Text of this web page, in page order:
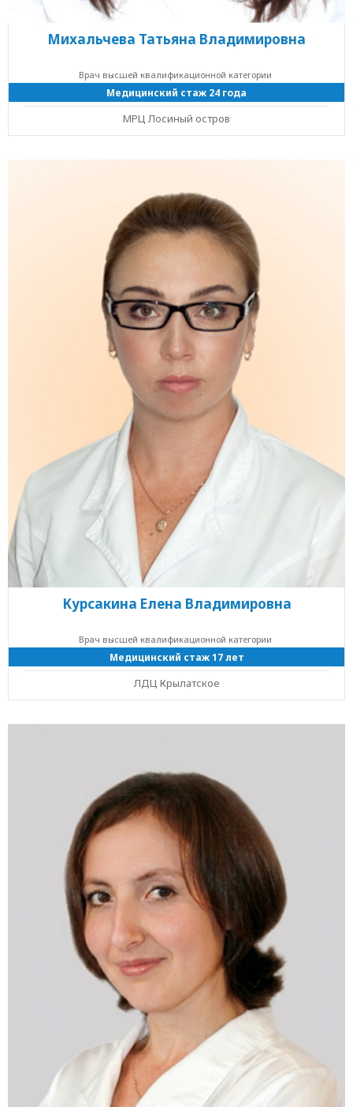
Михальчева Татьяна Владимировна
Врач высшей квалификационной категории
Медицинский стаж 24 года
МРЦ Лосиный остров
Курсакина Елена Владимировна
Врач высшей квалификационной категории
Медицинский стаж 17 лет
ЛДЦ Крылатское